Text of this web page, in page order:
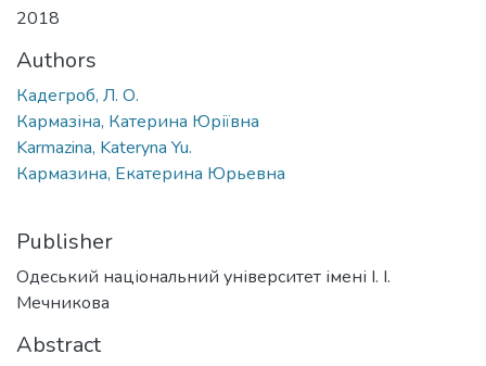
2018
Authors
Кадегроб, Л. О.
Кармазіна, Катерина Юріївна
Karmazina, Kateryna Yu.
Кармазина, Екатерина Юрьевна
Publisher
Одеський національний університет імені І. І.
Мечникова
Abstract